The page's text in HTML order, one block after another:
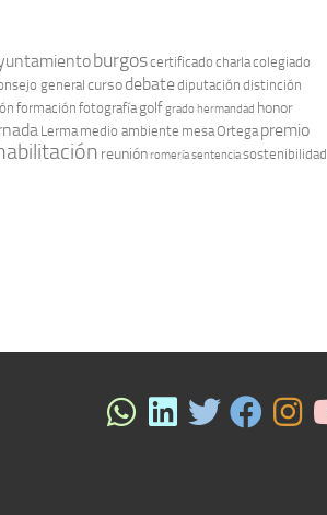
burgoscertificado charlacolegiado
general cursodebatediputación distinción
formación fotografía golfgradohermandad honor
Lerma medio ambiente mesaOrtega premio
reuniónromeríasentenciasostenibilidad